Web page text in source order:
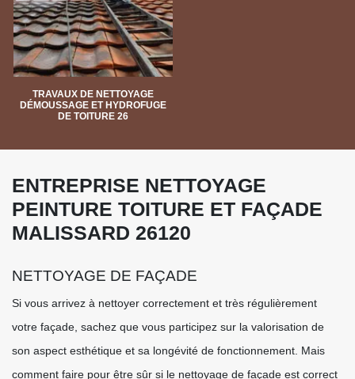
TRAVAUX DE NETTOYAGE
DÉMOUSSAGE ET HYDROFUGE
DE TOITURE 26
ENTREPRISE NETTOYAGE
PEINTURE TOITURE ET FAÇADE
MALISSARD 26120
NETTOYAGE DE FAÇADE
Si vous arrivez à nettoyer correctement et très régulièrement
votre façade, sachez que vous participez sur la valorisation de
son aspect esthétique et sa longévité de fonctionnement. Mais
comment faire pour être sûr si le nettoyage de façade est correct